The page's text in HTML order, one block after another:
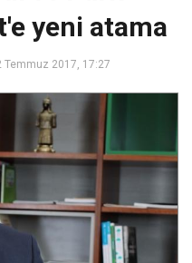
yeni atama
Temmuz 2017, 17:27